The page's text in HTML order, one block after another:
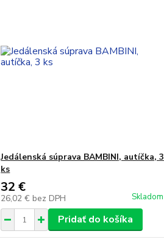
Jedálenská súprava BAMBINI, autíčka, 3
ks
32 €
26,02 € bez DPH Skladom
Pridať do košíka